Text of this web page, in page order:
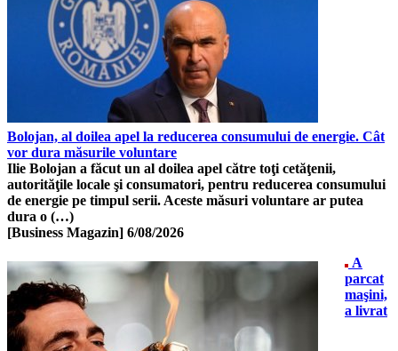
Bolojan, al doilea apel la reducerea consumului de energie. Cât
vor dura măsurile voluntare
Ilie Bolojan a făcut un al doilea apel către toţi cetăţenii,
autorităţile locale şi consumatori, pentru reducerea consumului
de energie pe timpul serii. Aceste măsuri voluntare ar putea
dura o (…)
[Business Magazin] 6/08/2026
A
parcat
maşini,
a livrat